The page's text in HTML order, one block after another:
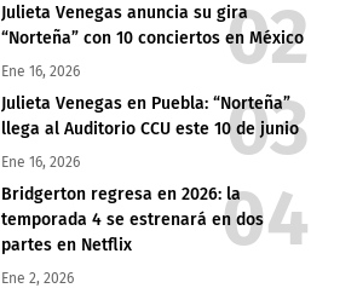
Julieta Venegas anuncia su gira
“Norteña” con 10 conciertos en México
Ene 16, 2026
Julieta Venegas en Puebla: “Norteña”
llega al Auditorio CCU este 10 de junio
Ene 16, 2026
Bridgerton regresa en 2026: la
temporada 4 se estrenará en dos
partes en Netflix
Ene 2, 2026